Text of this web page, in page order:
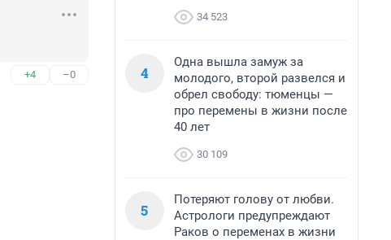
+4 –0
34 523
4
Одна вышла замуж за
молодого, второй развелся и
обрел свободу: тюменцы —
про перемены в жизни после
40 лет
30 109
5
Потеряют голову от любви.
Астрологи предупреждают
Раков о переменах в жизни